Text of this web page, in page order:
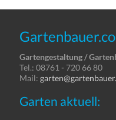
Gartengestaltung /
Tel.: 08761 - 720 66 80
Mail:
Garten aktuell: